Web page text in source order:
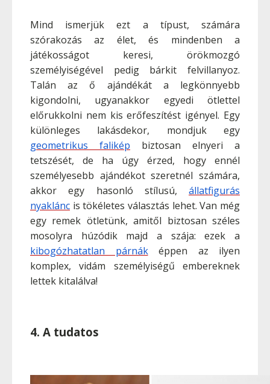
Mind ismerjük ezt a típust, számára
szórakozás az élet, és mindenben a
játékosságot keresi, örökmozgó
személyiségével pedig bárkit felvillanyoz.
Talán az ő ajándékát a legkönnyebb
kigondolni, ugyanakkor egyedi ötlettel
előrukkolni nem kis erőfeszítést igényel. Egy
különleges lakásdekor, mondjuk egy
geometrikus falikép biztosan elnyeri a
tetszését, de ha úgy érzed, hogy ennél
személyesebb ajándékot szeretnél számára,
akkor egy hasonló stílusú, állatfigurás
nyaklánc is tökéletes választás lehet. Van még
egy remek ötletünk, amitől biztosan széles
mosolyra húzódik majd a szája: ezek a
kibogózhatatlan párnáképpen az ilyen
komplex, vidám személyiségű embereknek
lettek kitalálva!
4. A tudatos